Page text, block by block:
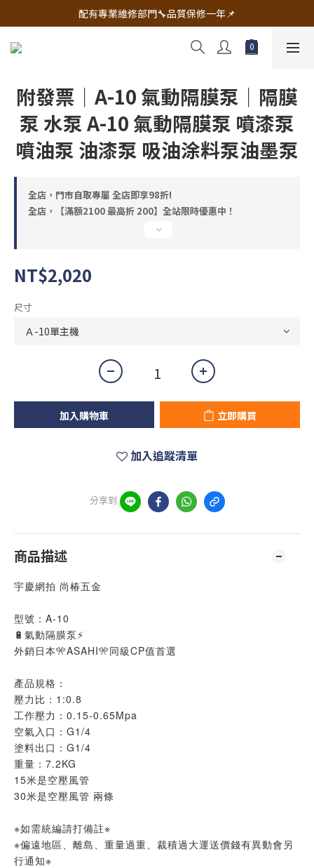
🔧電動工具&五金唯一首選 宇慶五金網拍🔧
配有專業維修部門🔧品質保修一年📌
🔧電動工具&五金唯一首選 宇慶五金網拍🔧
附發票｜A-10 氣動隔膜泵｜隔膜
泵 水泵 A-10 氣動隔膜泵 噴漆泵
噴油泵 油漆泵 吸油涂料泵油墨泵
全店，門市自取專屬 全店即享98折!
全店，【滿額2100 最高折 200】全站限時優惠中！
NT$2,020
尺寸
加入購物車 立即購買
加入追蹤清單
分享到
商品描述
宇慶網拍 尚椿五金
型號：A-10
🔋氣動隔膜泵⚡
外銷日本🎌ASAHI🎌同級CP值首選
產品規格：
壓力比：1:0.8
工作壓力：0.15-0.65Mpa
空氣入口：G1/4
塗料出口：G1/4
重量：7.2KG
15米是空壓風管
30米是空壓風管 兩條
※如需統編請打備註※
※偏遠地區、離島、重量過重、裁積過大運送價錢有異動會另
行通知※